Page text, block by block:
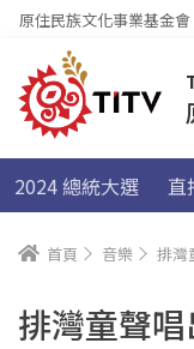
原住民族文化事業基金會
2024 總統大選 直
首頁 音樂 排灣
排灣童聲